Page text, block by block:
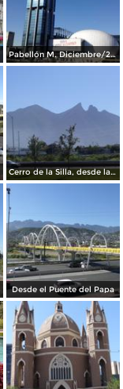
Pabellón M. Diciembre/2016
Cerro de la Silla, desde la Clínica IMSS 23 Ginecología
Desde el Puente del Papa